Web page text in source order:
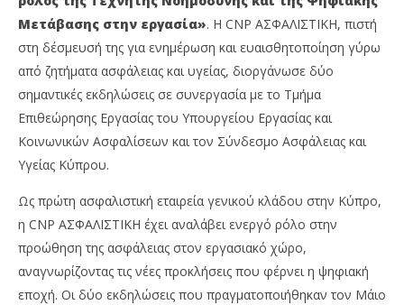
NOW VIEWING
Δύο σημαντικές εκδηλώσεις από την CNP
Ασφαλιστική με αφορμή την Παγκόσμια Ημέρα
Ασφάλειας και Υγείας
13
2025
Cyprus
Insurance
News
Team
Μετάβασης στην εργασία». Η CNP ΑΣΦΑΛΙΣΤΙΚΗ, πιστή
στη δέσμευσή της για ενημέρωση και ευαισθητοποίηση γύρω
από ζητήματα ασφάλειας και υγείας, διοργάνωσε δύο
σημαντικές εκδηλώσεις σε συνεργασία με το Τμήμα
Επιθεώρησης Εργασίας του Υπουργείου Εργασίας και
Κοινωνικών Ασφαλίσεων και τον Σύνδεσμο Ασφάλειας και
Υγείας Κύπρου.
Ως πρώτη ασφαλιστική εταιρεία γενικού κλάδου στην Κύπρο,
η CNP ΑΣΦΑΛΙΣΤΙΚΗ έχει αναλάβει ενεργό ρόλο στην
προώθηση της ασφάλειας στον εργασιακό χώρο,
αναγνωρίζοντας τις νέες προκλήσεις που φέρνει η ψηφιακή
εποχή. Οι δύο εκδηλώσεις που πραγματοποιήθηκαν τον Μάιο